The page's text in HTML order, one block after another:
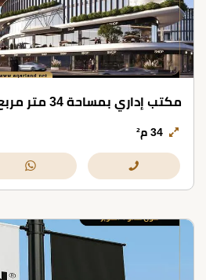
مكتب إداري بمساحة 34 متر مربع مول هالو 6 أكتوبر
34 م²